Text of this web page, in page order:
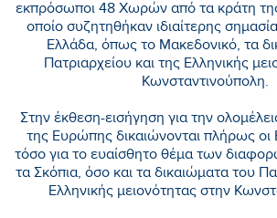
εκπρόσωποι 48 Χωρών από τα κράτη
οποίο συζητηθήκαν ιδιαίτερης
Ελλάδα, όπως το Μακεδονικό, τα
Πατριαρχείου και της Ελληνικής
Κωνσταντινούπολη.
Στην έκθεση-εισήγηση για την
της Ευρώπης δικαιώνονται πλήρως οι
τόσο για το ευαίσθητο θέμα των
τα Σκόπια, όσο και τα δικαιώματα του
Ελληνικής μειονότητας στην